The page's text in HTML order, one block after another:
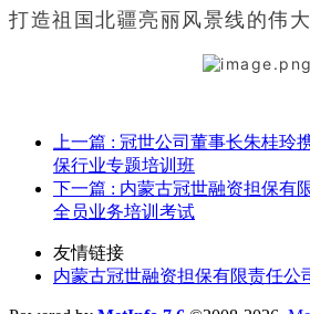
打造祖国北疆亮丽风景线的伟大
上一篇 : 冠世公司董事长朱桂玲
保行业专题培训班
下一篇 : 内蒙古冠世融资担保有
全员业务培训考试
友情链接
内蒙古冠世融资担保有限责任公